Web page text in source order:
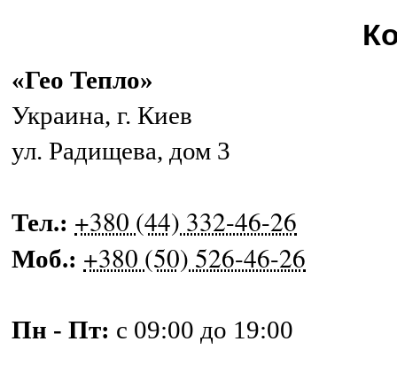
«Гео Тепло»
Украина, г. Киев
ул. Радищева, дом 3
Тел.: +380 (44) 332-46-26
Моб.: +380 (50) 526-46-26
Пн - Пт: с 09:00 до 19:00